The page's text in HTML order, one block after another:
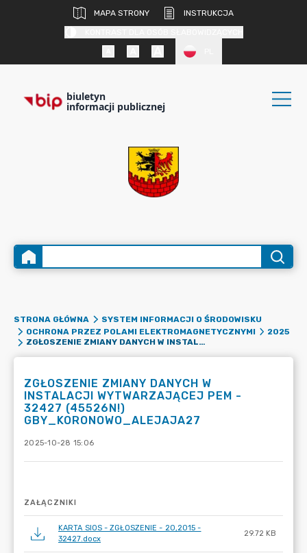
MAPA STRONY
INSTRUKCJA
biuletyn
informacji publicznej
STRONA GŁÓWNA
SYSTEM INFORMACJI O ŚRODOWISKU
OCHRONA PRZEZ POLAMI ELEKTROMAGNETYCZNYMI
2025
ZGŁOSZENIE ZMIANY DANYCH W INSTALACJI WYTWARZAJĄCEJ PEM - 32427 (45526N!) GBY_KORONOWO_ALEJAJA27
ZGŁOSZENIE ZMIANY DANYCH W
INSTALACJI WYTWARZAJĄCEJ PEM -
32427 (45526N!)
GBY_KORONOWO_ALEJAJA27
2025-10-28 15:06
ZAŁĄCZNIKI
KARTA SIOS - ZGŁOSZENIE - 20,2015 -
32427.docx
29.72 KB